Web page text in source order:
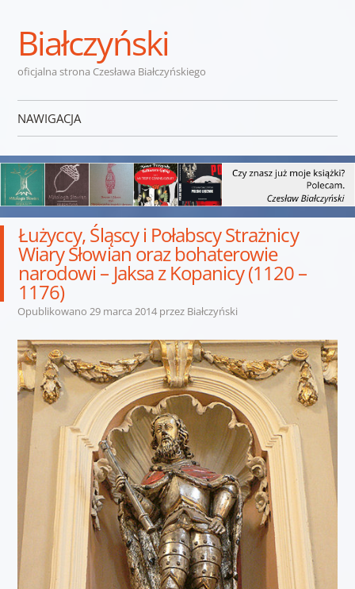
Białczyński
oficjalna strona Czesława Białczyńskiego
NAWIGACJA
Łużyccy, Śląscy i Połabscy Strażnicy
Wiary Słowian oraz bohaterowie
narodowi – Jaksa z Kopanicy (1120 –
1176)
Opublikowano 29 marca 2014przez Białczyński